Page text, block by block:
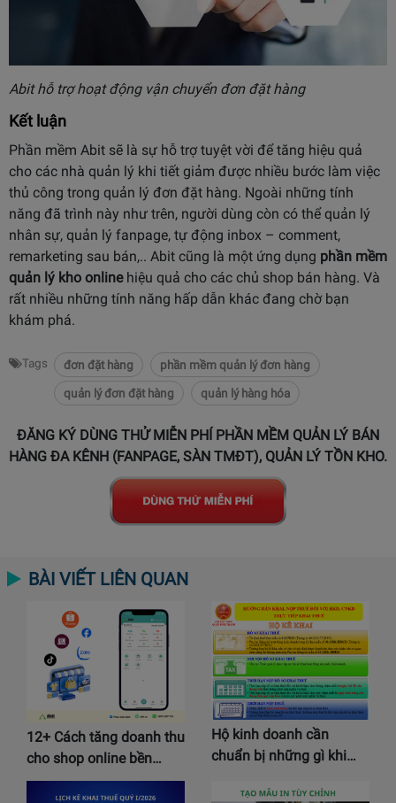
Abit hỗ trợ hoạt động vận chuyển đơn đặt hàng
Kết luận
Phần mềm Abit sẽ là sự hỗ trợ tuyệt vời để tăng hiệu quả
cho các nhà quản lý khi tiết giảm được nhiều bước làm việc
thủ công trong quản lý đơn đặt hàng. Ngoài những tính
năng đã trình này như trên, người dùng còn có thể quản lý
nhân sự, quản lý fanpage, tự động inbox – comment,
remarketing sau bán,.. Abit cũng là một ứng dụng phần mềm
quản lý kho onlinehiệu quả cho các chủ shop bán hàng. Và
rất nhiều những tính năng hấp dẫn khác đang chờ bạn
khám phá.
Tags đơn đặt hàng
phần mềm quản lý đơn hàng
quản lý đơn đặt hàng
quản lý hàng hóa
ĐĂNG KÝ DÙNG THỬ MIỄN PHÍ PHẦN MỀM QUẢN LÝ BÁN
HÀNG ĐA KÊNH (FANPAGE, SÀN TMĐT), QUẢN LÝ TỒN KHO.
BÀI VIẾT LIÊN QUAN
12+ Cách tăng doanh thu
cho shop online bền…
Hộ kinh doanh cần
chuẩn bị những gì khi…